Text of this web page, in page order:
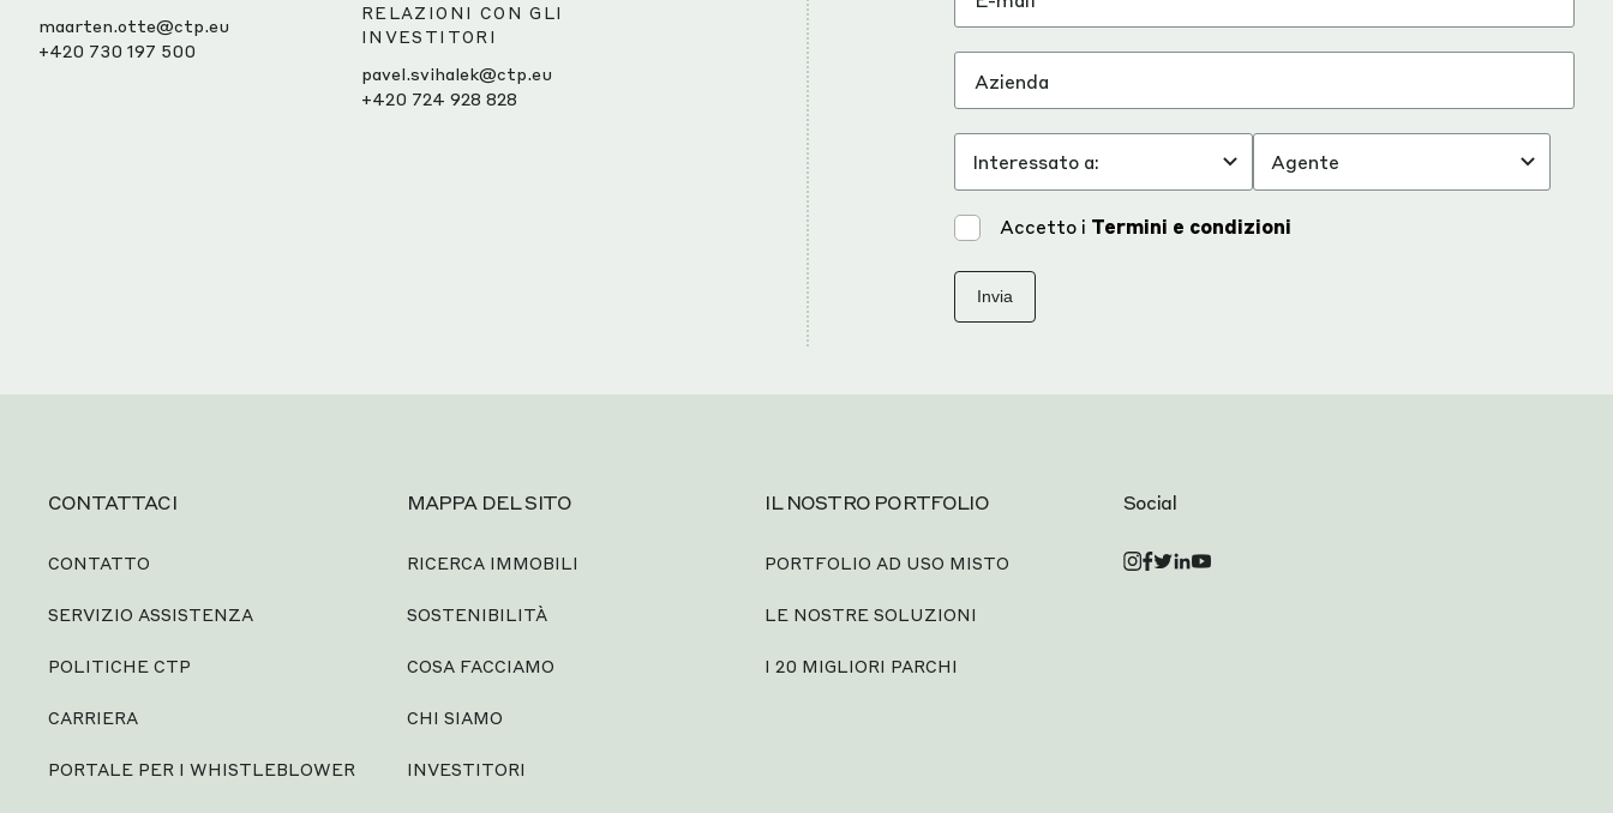
maarten.otte@ctp.eu
+420 730 197 500
RELAZIONI CON GLI
INVESTITORI
pavel.svihalek@ctp.eu
+420 724 928 828
Accetto i Termini e condizioni
Invia
CONTATTACI
CONTATTO
SERVIZIO ASSISTENZA
POLITICHE CTP
CARRIERA
PORTALE PER I WHISTLEBLOWER
MAPPA DEL SITO
RICERCA IMMOBILI
SOSTENIBILITÀ
COSA FACCIAMO
CHI SIAMO
INVESTITORI
IL NOSTRO PORTFOLIO
PORTFOLIO AD USO MISTO
LE NOSTRE SOLUZIONI
I 20 MIGLIORI PARCHI
Social